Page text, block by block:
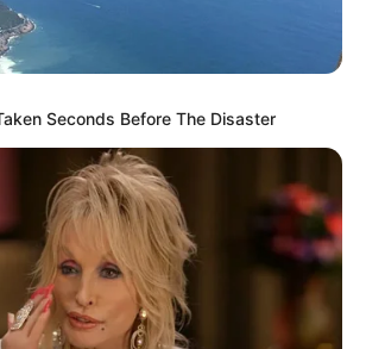
Seconds Before The Disaster